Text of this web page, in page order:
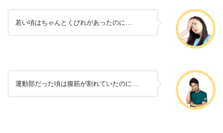
若い頃はちゃんとくびれがあったのに…
運動部だった頃は腹筋が割れていたのに…